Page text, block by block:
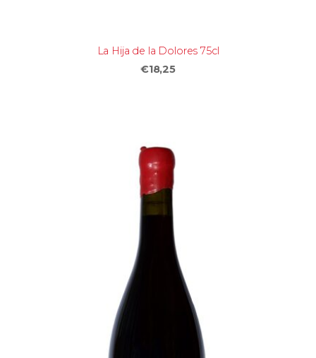
La Hija de la Dolores 75cl
€18,25